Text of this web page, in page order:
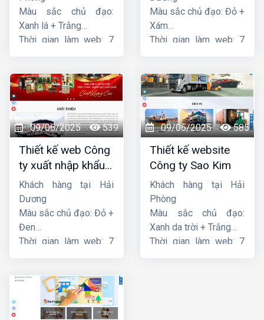
Màu sắc chủ đạo:
Xanh lá + Trắng
Thời gian làm web: 7
Màu sắc chủ đạo: Đỏ +
Xám
Thời gian làm web: 7
09/06/2025 539
Thiết kế web Công
ty xuất nhập khẩu
Thiên Thuận Phát
Khách hàng tại Hải
Dương
Màu sắc chủ đạo: Đỏ +
Đen
Thời gian làm web: 7
09/06/2025 585
Thiết kế website
Công ty Sao Kim
Khách hàng tại Hải
Phòng
Màu sắc chủ đạo:
Xanh da trời + Trắng
Thời gian làm web: 7